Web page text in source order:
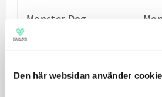
Den här websidan använder
Monster Dog
Protein
träning och mat.